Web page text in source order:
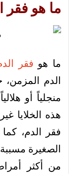
ما هو فقر
ما هو فقر
الدم
منجلياً أو
هذه الخلايا
فقر الدم،
الصغيرة
من أكثر